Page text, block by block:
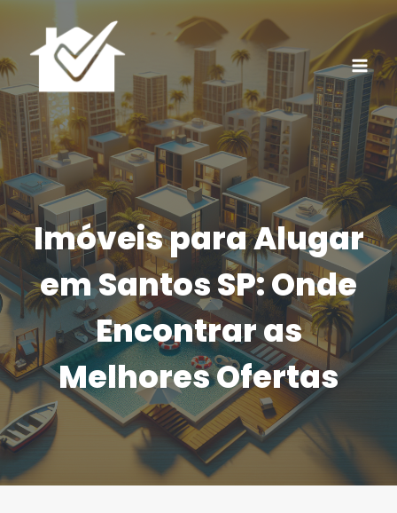
o
Conteúdo
Imóveis para Alugar
em Santos SP: Onde
Encontrar as
Melhores Ofertas